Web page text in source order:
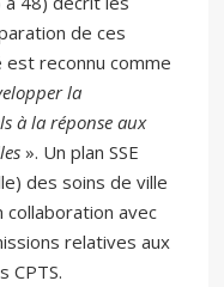
de ces
est reconnu comme
la
à la réponse aux
». Un plan SSE
des soins de ville
collaboration avec
relatives aux
CPTS.